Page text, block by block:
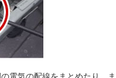
電気の配線をまとめたり、ま